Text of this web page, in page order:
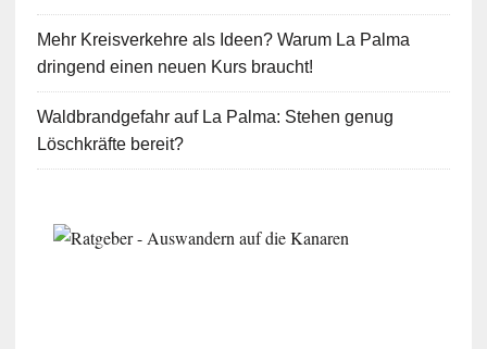
Mehr Kreisverkehre als Ideen? Warum La Palma
dringend einen neuen Kurs braucht!
Waldbrandgefahr auf La Palma: Stehen genug
Löschkräfte bereit?